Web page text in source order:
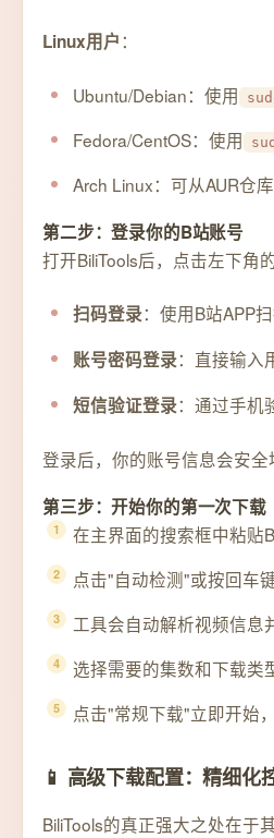
Linux用户：
Ubuntu/Debian：使用
Fedora/CentOS：使用
Arch Linux：可从AUR仓
第二步：登录你的B站账号
打开BiliTools后，点击左下角
扫码登录：使用B站APP
账号密码登录：直接输入
短信验证登录：通过手机
登录后，你的账号信息会安
第三步：开始你的第一次下载
在主界面的搜索框中粘贴
点击"自动检测"或按回车
工具会自动解析视频信息
选择需要的集数和下载类
点击"常规下载"立即开始
📱 高级下载配置：精细化
BiliTools的真正强大之处在于